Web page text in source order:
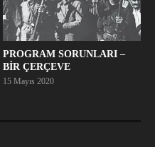
PROGRAM SORUNLARI –
BİR ÇERÇEVE
15 Mayıs 2020